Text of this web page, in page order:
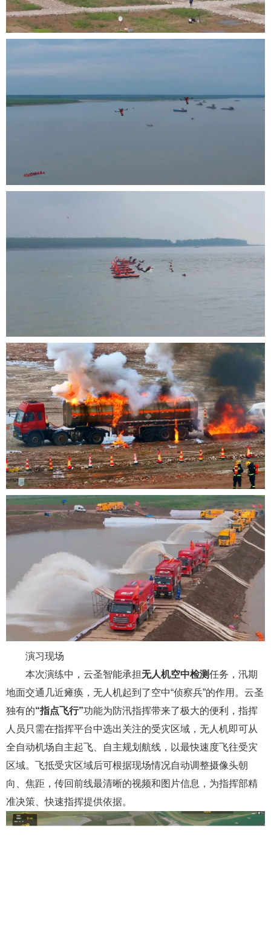
演习现场
本次演练中，云圣智能承担无人机空中检测任务，汛期
地面交通几近瘫痪，无人机起到了空中“侦察兵”的作用。云圣
独有的“指点飞行”功能为防汛指挥带来了极大的便利，指挥
人员只需在指挥平台中选出关注的受灾区域，无人机即可从
全自动机场自主起飞、自主规划航线，以最快速度飞往受灾
区域。飞抵受灾区域后可根据现场情况自动调整摄像头朝
向、焦距，传回前线最清晰的视频和图片信息，为指挥部精
准决策、快速指挥提供依据。